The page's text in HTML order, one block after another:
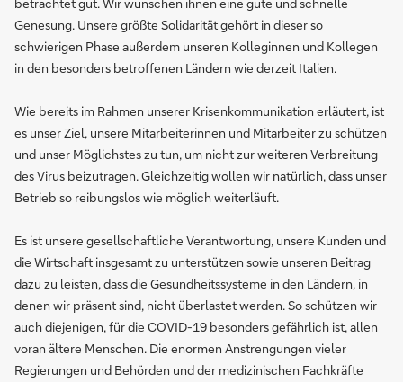
Genesung. Unsere größte Solidarität gehört in dieser so
schwierigen Phase außerdem unseren Kolleginnen und Kollegen
in den besonders betroffenen Ländern wie derzeit Italien.
Wie bereits im Rahmen unserer Krisenkommunikation erläutert, ist
es unser Ziel, unsere Mitarbeiterinnen und Mitarbeiter zu schützen
und unser Möglichstes zu tun, um nicht zur weiteren Verbreitung
des Virus beizutragen. Gleichzeitig wollen wir natürlich, dass unser
Betrieb so reibungslos wie möglich weiterläuft.
Es ist unsere gesellschaftliche Verantwortung, unsere Kunden und
die Wirtschaft insgesamt zu unterstützen sowie unseren Beitrag
dazu zu leisten, dass die Gesundheitssysteme in den Ländern, in
denen wir präsent sind, nicht überlastet werden. So schützen wir
auch diejenigen, für die COVID-19 besonders gefährlich ist, allen
voran ältere Menschen. Die enormen Anstrengungen vieler
Regierungen und Behörden und der medizinischen Fachkräfte